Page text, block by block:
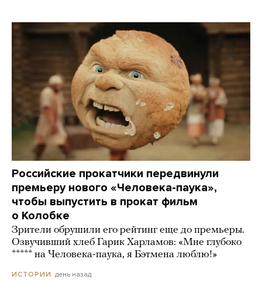
Российские прокатчики передвинули
премьеру нового «Человека-паука»,
чтобы выпустить в прокат фильм
о Колобке
Зрители обрушили его рейтинг еще до премьеры.
Озвучивший хлеб Гарик Харламов: «Мне глубоко
***** на Человека-паука, я Бэтмена люблю!»
ИСТОРИИ день назад